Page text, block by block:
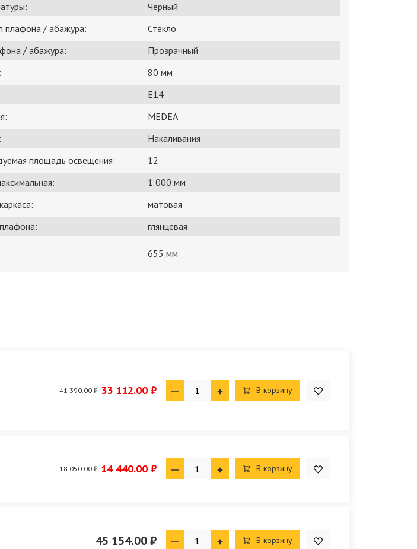
Черный
плафона / абажура:
Стекло
/ абажура:
Прозрачный
80 мм
E14
MEDEA
Накаливания
площадь освещения:
12
1 000 мм
матовая
глянцевая
655 мм
41 390.00 ₽ 33 112.00 ₽ В корзину
18 050.00 ₽ 14 440.00 ₽ В корзину
45 154.00 ₽ В корзину